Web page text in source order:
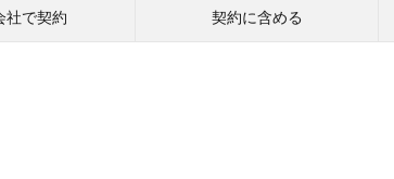
社で契約
契約に含める